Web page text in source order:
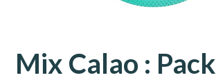
Mix Calao : Pack